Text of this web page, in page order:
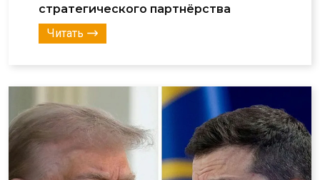
стратегического партнёрства
Читать